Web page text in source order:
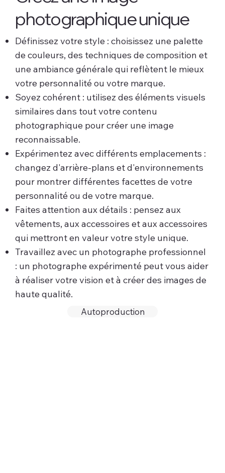
photographique unique
Définissez votre style : choisissez une palette
de couleurs, des techniques de composition et
une ambiance générale qui reflètent le mieux
votre personnalité ou votre marque.
Soyez cohérent : utilisez des éléments visuels
similaires dans tout votre contenu
photographique pour créer une image
reconnaissable.
Expérimentez avec différents emplacements :
changez d'arrière-plans et d'environnements
pour montrer différentes facettes de votre
personnalité ou de votre marque.
Faites attention aux détails : pensez aux
vêtements, aux accessoires et aux accessoires
qui mettront en valeur votre style unique.
Travaillez avec un photographe professionnel
: un photographe expérimenté peut vous aider
à réaliser votre vision et à créer des images de
haute qualité.
Autoproduction